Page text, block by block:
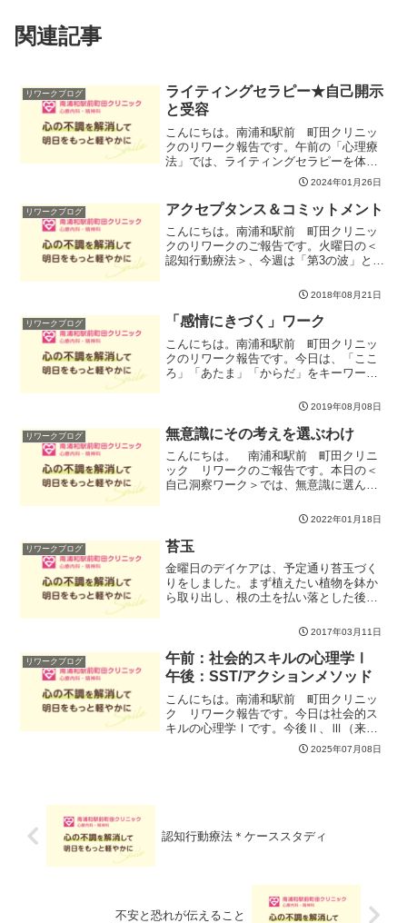
関連記事
リワークブログ
ライティングセラピー★自己開示
と受容
こんにちは。南浦和駅前 町田クリニッ
クのリワーク報告です。午前の「心理療
法」では、ライティングセラピーを体験
して自己の考えや思いを振り返りまし
た。普段は言えない本音や願望、感謝の
思いなどが次々に出てきて、心にある本
音を少しずつかたちにするこ...
2024年01月26日
リワークブログ アクセプタンス＆コミットメント
こんにちは。南浦和駅前 町田クリニッ
クのリワークのご報告です。火曜日の＜
認知行動療法＞、今週は「第3の波」と言
コミットメントセラピー」を皆で取り組
みました。ネガティブな思考や感情をど
うにかしようとしな...
2018年08月21日
リワークブログ 「感情にきづく」ワーク
こんにちは。南浦和駅前 町田クリニッ
クのリワーク報告です。今日は、「ここ
ろ」「あたま」「からだ」をキーワード
ていこうというテーマでワークをしまし
た。「感情」というと、仕事をしていく
なかでは邪魔者扱いされる...
2019年08月08日
リワークブログ 無意識にその考えを選ぶわけ
こんにちは。 南浦和駅前 町田クリニ
ック リワークのご報告です。本日の＜
自己洞察ワーク＞では、無意識に選んで
いことがあるのだろう？ ということに
焦点を当てて自分自身に向き合ってみま
した。私達は目の前の課題...
2022年01月18日
リワークブログ 苔玉
金曜日のデイケアは、予定通り苔玉づく
りをしました。まず植えたい植物を鉢か
ら取り出し、根の土を払い落とした後、
来た土玉の上に、湿らせた苔をギュギュ
ッと付けていきます。最後にテグスで安
定させて出来上がり。完成...
2017年03月11日
リワークブログ
午前：社会的スキルの心理学Ⅰ
午後：SST/アクションメソッド
こんにちは。南浦和駅前 町田クリニッ
ク リワーク報告です。今日は社会的ス
キルの心理学Ⅰです。今後Ⅱ、Ⅲ（来
週、再来週）と続きます。ソーシャルス
キルの低下はストレスを増加させます。
2025年07月08日
認知行動療法＊ケーススタディ
不安と恐れが伝えること